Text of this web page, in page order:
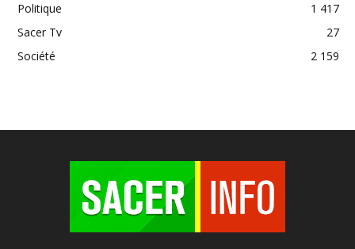
Politique
1 417
Sacer Tv
27
Société
2 159